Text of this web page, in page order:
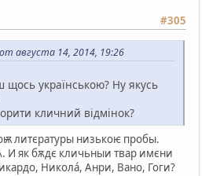
#305
августа 14, 2014, 19:26
щось українською? Ну якусь
кличний відмінок?
литєратуры низькоѥ пробы.
И як бѫдє кличьныи твар имєни
Николá, Анри, Вано, Гоги?